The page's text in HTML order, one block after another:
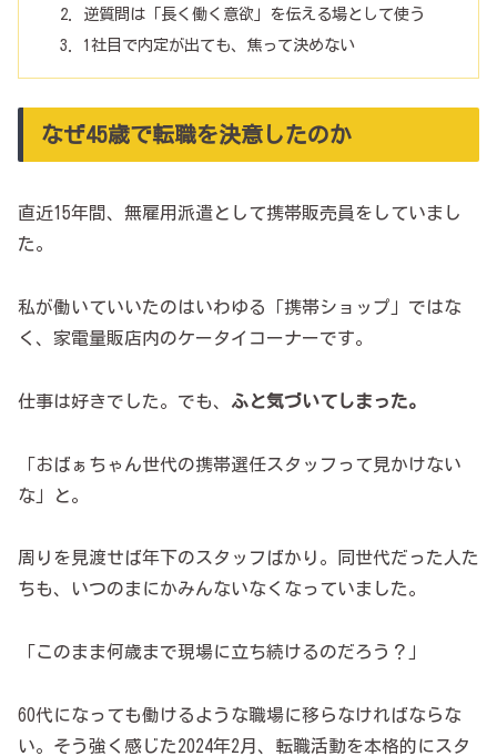
逆質問は「長く働く意欲」を伝える場として使う
1社目で内定が出ても、焦って決めない
なぜ45歳で転職を決意したのか
直近15年間、無雇用派遣として携帯販売員をしていまし
た。
私が働いていいたのはいわゆる「携帯ショップ」ではな
く、家電量販店内のケータイコーナーです。
仕事は好きでした。でも、 ふと気づいてしまった。
「おばぁちゃん世代の携帯選任スタッフって見かけない
な」と。
周りを見渡せば年下のスタッフばかり。同世代だった人た
ちも、いつのまにかみんないなくなっていました。
「このまま何歳まで現場に立ち続けるのだろう？」
60代になっても働けるような職場に移らなければならな
い。そう強く感じた2024年2月、転職活動を本格的にスタ